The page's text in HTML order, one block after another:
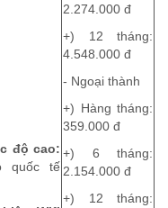
độ cao:
quốc tế
2.274.000 đ
+) 12 tháng:
4.548.000 đ
- Ngoại thành
+) Hàng tháng:
359.000 đ
+) 6 tháng:
2.154.000 đ
+) 12 tháng: